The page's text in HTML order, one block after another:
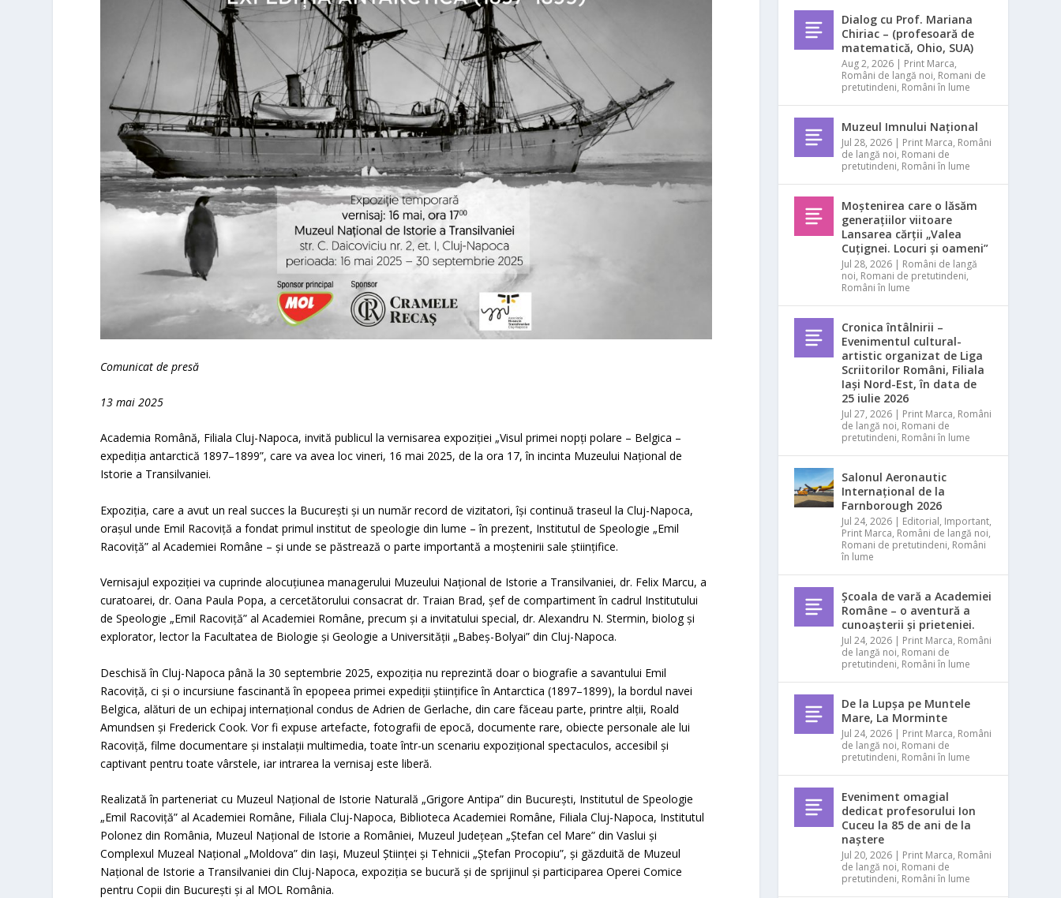
Comunicat de presă
13 mai 2025
Academia Română, Filiala Cluj-Napoca, invită publicul la vernisarea expoziției „Visul primei nopți polare – Belgica –
expediția antarctică 1897–1899”, care va avea loc vineri, 16 mai 2025, de la ora 17, în incinta Muzeului Național de
Istorie a Transilvaniei.
Expoziția, care a avut un real succes la București și un număr record de vizitatori, își continuă traseul la Cluj-Napoca,
orașul unde Emil Racoviță a fondat primul institut de speologie din lume – în prezent, Institutul de Speologie „Emil
Racoviță” al Academiei Române – și unde se păstrează o parte importantă a moștenirii sale științifice.
Vernisajul expoziției va cuprinde alocuțiunea managerului Muzeului Național de Istorie a Transilvaniei, dr. Felix Marcu, a
curatoarei, dr. Oana Paula Popa, a cercetătorului consacrat dr. Traian Brad, șef de compartiment în cadrul Institutului
de Speologie „Emil Racoviță” al Academiei Române, precum și a invitatului special, dr. Alexandru N. Stermin, biolog și
explorator, lector la Facultatea de Biologie și Geologie a Universității „Babeș-Bolyai” din Cluj-Napoca.
Deschisă în Cluj-Napoca până la 30 septembrie 2025, expoziția nu reprezintă doar o biografie a savantului Emil
Racoviță, ci și o incursiune fascinantă în epopeea primei expediții științifice în Antarctica (1897–1899), la bordul navei
Belgica, alături de un echipaj internațional condus de Adrien de Gerlache, din care făceau parte, printre alții, Roald
Amundsen și Frederick Cook. Vor fi expuse artefacte, fotografii de epocă, documente rare, obiecte personale ale lui
Racoviță, filme documentare și instalații multimedia, toate într-un scenariu expozițional spectaculos, accesibil și
captivant pentru toate vârstele, iar intrarea la vernisaj este liberă.
Realizată în parteneriat cu Muzeul Național de Istorie Naturală „Grigore Antipa” din București, Institutul de Speologie
„Emil Racoviță” al Academiei Române, Filiala Cluj-Napoca, Biblioteca Academiei Române, Filiala Cluj-Napoca, Institutul
Polonez din România, Muzeul Național de Istorie a României, Muzeul Județean „Ștefan cel Mare” din Vaslui și
Complexul Muzeal Național „Moldova” din Iași, Muzeul Științei și Tehnicii „Ștefan Procopiu”, și găzduită de Muzeul
Național de Istorie a Transilvaniei din Cluj-Napoca, expoziția se bucură și de sprijinul și participarea Operei Comice
pentru Copii din București și al MOL România.
Dialog cu Prof. Mariana
Chiriac – (profesoară de
matematică, Ohio, SUA)
Aug 2, 2026 | Print Marca,
Români de langă noi, Romani de
pretutindeni, Români în lume
Muzeul Imnului Național
Jul 28, 2026 | Print Marca, Români
de langă noi, Romani de
pretutindeni, Români în lume
Moștenirea care o lăsăm
generațiilor viitoare
Lansarea cărții „Valea
Cuțignei. Locuri și oameni”
Jul 28, 2026 | Români de langă
noi, Romani de pretutindeni,
Români în lume
Cronica întâlnirii –
Evenimentul cultural-
artistic organizat de Liga
Scriitorilor Români, Filiala
Iași Nord-Est, în data de
25 iulie 2026
Jul 27, 2026 | Print Marca, Români
de langă noi, Romani de
pretutindeni, Români în lume
Salonul Aeronautic
Internațional de la
Farnborough 2026
Jul 24, 2026 | Editorial, Important,
Print Marca, Români de langă noi,
Romani de pretutindeni, Români
în lume
Școala de vară a Academiei
Române – o aventură a
cunoașterii și prieteniei.
Jul 24, 2026 | Print Marca, Români
de langă noi, Romani de
pretutindeni, Români în lume
De la Lupșa pe Muntele
Mare, La Morminte
Jul 24, 2026 | Print Marca, Români
de langă noi, Romani de
pretutindeni, Români în lume
Eveniment omagial
dedicat profesorului Ion
Cuceu la 85 de ani de la
naștere
Jul 20, 2026 | Print Marca, Români
de langă noi, Romani de
pretutindeni, Români în lume